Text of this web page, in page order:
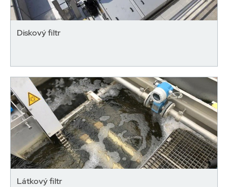
Diskový filtr
Látkový filtr